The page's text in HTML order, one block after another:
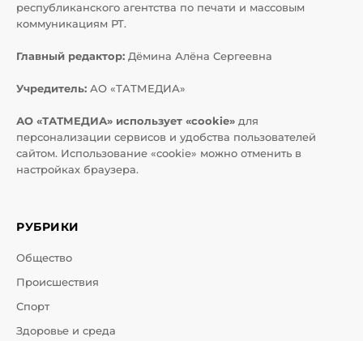
республиканского агентства по печати и массовым
коммуникациям РТ.
Главный редактор: Дёмина Алёна Сергеевна
Учредитель: АО «ТАТМЕДИА»
АО «ТАТМЕДИА» использует «cookie» для
персонализации сервисов и удобства пользователей
сайтом. Использование «cookie» можно отменить в
настройках браузера.
РУБРИКИ
Общество
Происшествия
Спорт
Здоровье и среда